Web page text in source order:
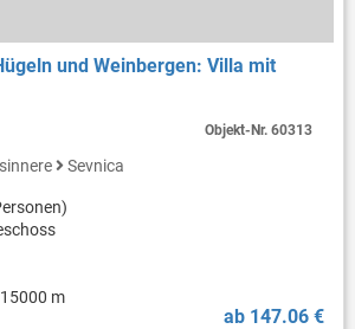
und Weinbergen: Villa mit
Sevnica
m
ab 147.06 €
Objekt-Nr.60313